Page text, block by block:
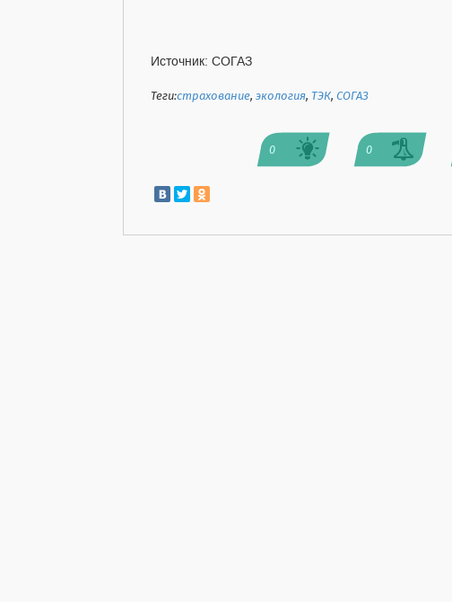
Источник: СОГАЗ
Теги:страхование,экология, ТЭК,СОГАЗ
0 0